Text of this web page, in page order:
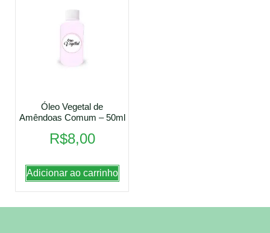
Óleo Vegetal de
Amêndoas Comum – 50ml
R$8,00
Adicionar ao carrinho